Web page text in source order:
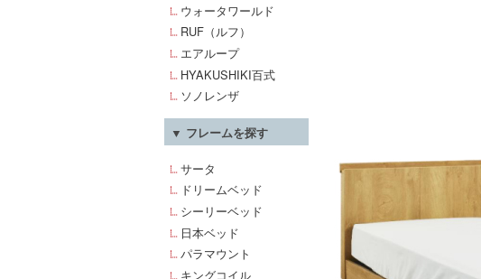
ウォータワールド
RUF（ルフ）
エアループ
HYAKUSHIKI百式
ソノレンザ
▼ フレームを探す
サータ
ドリームベッド
シーリーベッド
日本ベッド
パラマウント
キングコイル